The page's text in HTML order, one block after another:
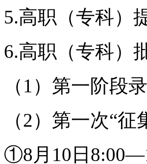
5.高职（专科）
6.高职（专科）
（1）第一阶段
（2）第一次“
①8月10日